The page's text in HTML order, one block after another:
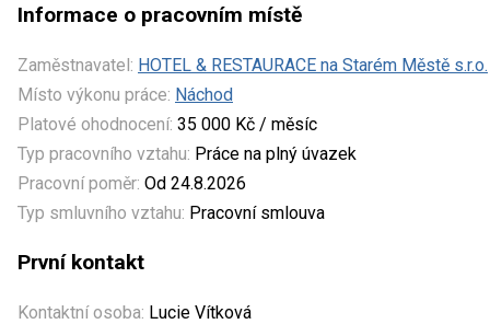
Informace o pracovním místě
Zaměstnavatel: HOTEL & RESTAURACE na Starém Městě s.r.o.
Místo výkonu práce: Náchod
Platové ohodnocení: 35 000 Kč / měsíc
Typ pracovního vztahu: Práce na plný úvazek
Pracovní poměr: Od 24.8.2026
Typ smluvního vztahu: Pracovní smlouva
První kontakt
Kontaktní osoba: Lucie Vítková